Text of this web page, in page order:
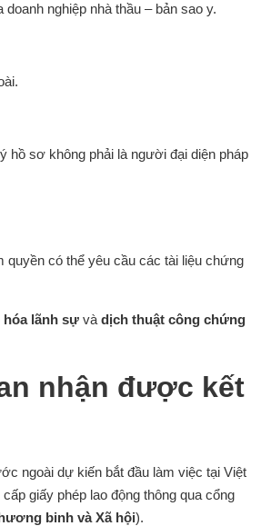
doanh nghiệp nhà thầu – bản sao y.
sơ không phải là người đại diện pháp
có thể yêu cầu các tài liệu chứng
hóa lãnh sự và dịch thuật công chứng
nhận được kết
ngoài dự kiến bắt đầu làm việc tại Việt
giấy phép lao động thông qua cổng
binh và Xã hội).